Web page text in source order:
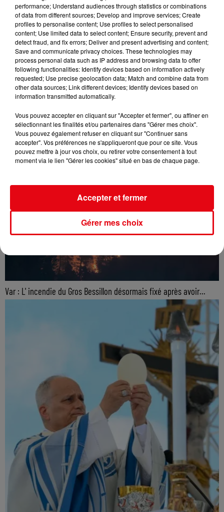
Nuits des étoiles 2026 : trois soirées pour observer le ciel et...
Var : L' incendie du Gros Bessillon désormais fixé après avoir...
performance; Understand audiences through statistics or combinations
of data from different sources; Develop and improve services; Create
profiles to personalise content; Use profiles to select personalised
content; Use limited data to select content; Ensure security, prevent and
detect fraud, and fix errors; Deliver and present advertising and content;
Save and communicate privacy choices. These technologies may
process personal data such as IP address and browsing data to offer
following functionalities: Identify devices based on information actively
requested; Use precise geolocation data; Match and combine data from
other data sources; Link different devices; Identify devices based on
information transmitted automatically.
Vous pouvez accepter en cliquant sur "Accepter et fermer", ou affiner en
sélectionnant les finalités et/ou partenaires dans "Gérer mes choix".
Vous pouvez également refuser en cliquant sur "Continuer sans
accepter". Vos préférences ne s'appliqueront que pour ce site. Vous
pouvez mettre à jour vos choix, ou retirer votre consentement à tout
moment via le lien "Gérer les cookies" situé en bas de chaque page.
Gérer mes choix
Accepter et fermer